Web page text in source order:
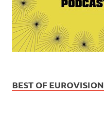
BEST OF EUROVISION